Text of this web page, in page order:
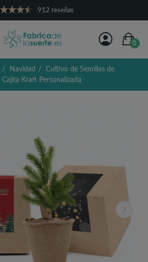
912 reseñas
0
Navidad
Cultivo de Semillas de
Kraft Personalizada